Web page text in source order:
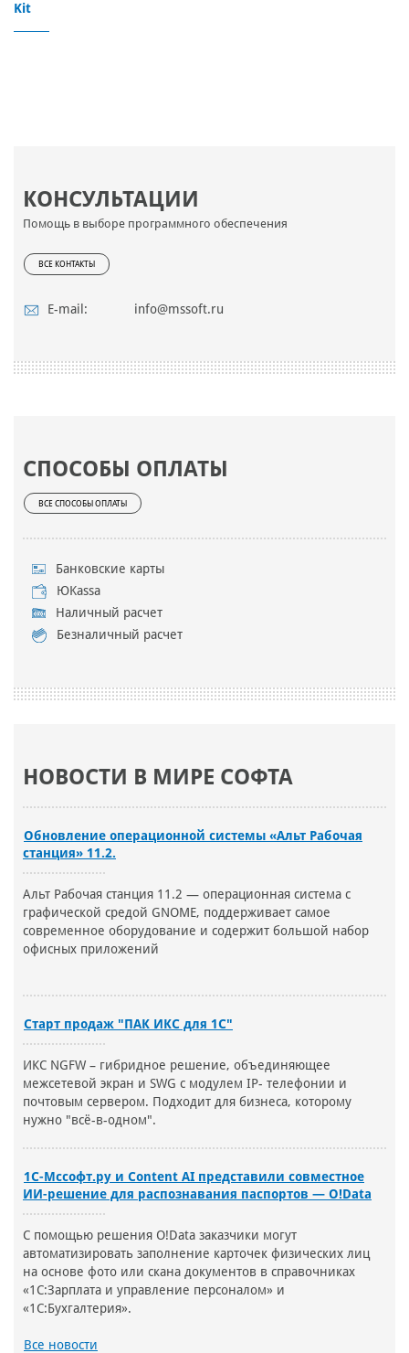
КОНСУЛЬТАЦИИ
Помощь в выборе программного обеспечения
ВСЕ КОНТАКТЫ
E-mail: info@mssoft.ru
СПОСОБЫ ОПЛАТЫ
ВСЕ СПОСОБЫ ОПЛАТЫ
Банковские карты
ЮKassa
Наличный расчет
Безналичный расчет
НОВОСТИ В МИРЕ СОФТА
Обновление операционной системы «Альт Рабочая
станция» 11.2.
Альт Рабочая станция 11.2 — операционная система с
графической средой GNOME, поддерживает самое
современное оборудование и содержит большой набор
офисных приложений
Старт продаж "ПАК ИКС для 1С"
ИКС NGFW – гибридное решение, объединяющее
межсетевой экран и SWG с модулем IP- телефонии и
почтовым сервером. Подходит для бизнеса, которому
нужно "всё-в-одном".
1С-Мссофт.ру и Content AI представили совместное
ИИ-решение для распознавания паспортов — O!Data
С помощью решения O!Data заказчики могут
автоматизировать заполнение карточек физических лиц
на основе фото или скана документов в справочниках
«1С:Зарплата и управление персоналом» и
«1С:Бухгалтерия».
Все новости
Kit